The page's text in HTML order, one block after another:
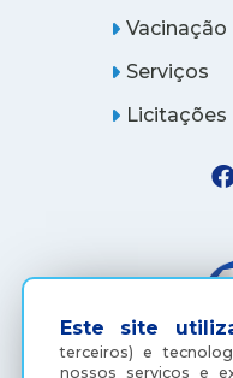
Este site
terceiros) e
nossos serviços e
Vacinação
Serviços
Licitações